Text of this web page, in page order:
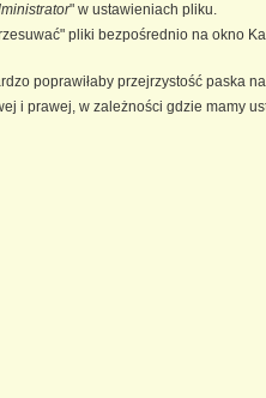
" w ustawieniach pliku.
pliki bezpośrednio na okno
poprawiłaby przejrzystość paska
i prawej, w zależności gdzie mamy